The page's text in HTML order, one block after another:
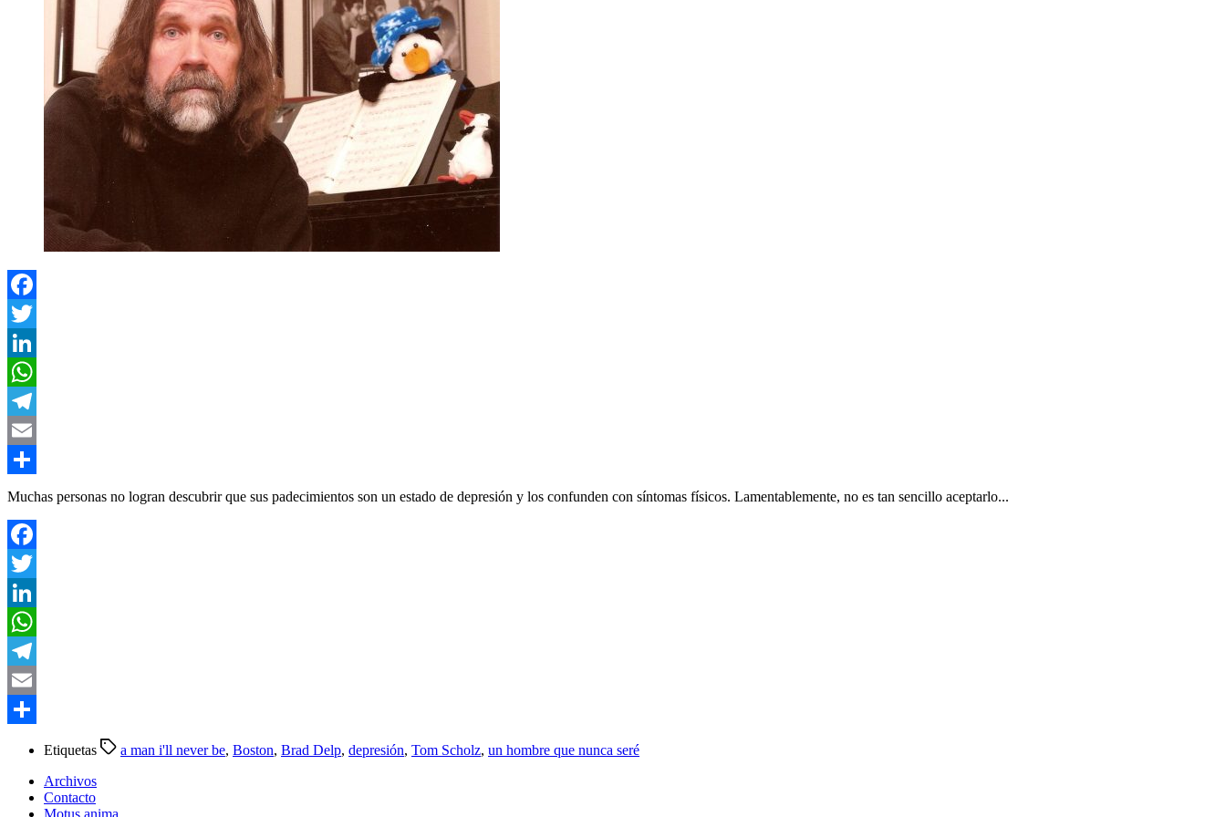
Facebook
Twitter
LinkedIn
WhatsApp
Telegram
Email
Compartir
Muchas personas no logran descubrir que sus padecimientos son un estado de depresión y los confunden con síntomas físicos. Lamentablemente, no es tan sencillo aceptarlo...
Facebook
Twitter
LinkedIn
WhatsApp
Telegram
Email
Etiquetas a man i'll never be, Boston, Brad Delp, depresión, Tom Scholz, un hombre que nunca seré
Archivos
Contacto
Motus anima